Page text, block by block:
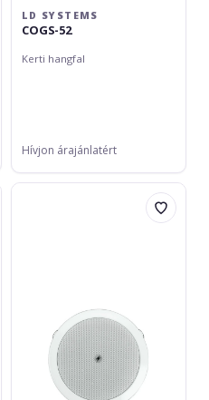
LD SYSTEMS
COGS-52
Kerti hangfal
Hívjon árajánlatért
Monacor